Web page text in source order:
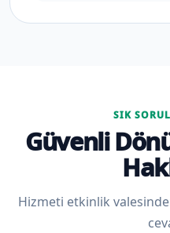
SIK
Güvenli
Hizmeti etkinlik